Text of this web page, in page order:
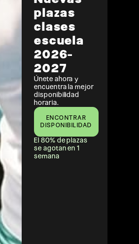
plazas
clases
escuela
2026-
2027
Únete ahora y
encuentra la mejor
disponibilidad
horaria.
ENCONTRAR
DISPONIBILIDAD
El 80% de plazas
se agotan en 1
semana